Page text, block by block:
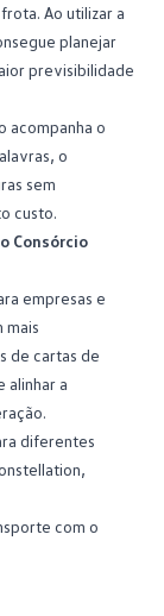
. Ao utilizar a
planejar
previsibilidade
acompanha o
o
sem
custo.
Consórcio
empresas e
mais
de cartas de
alinhar a
diferentes
,
com o